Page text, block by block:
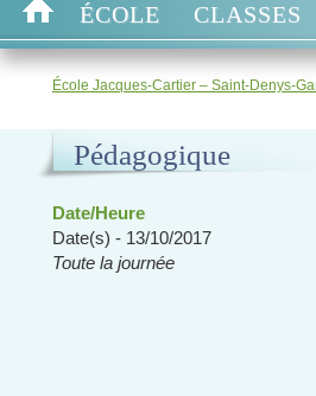
ÉCOLE CLASSES
École Jacques-Cartier – Saint-Denys-
Pédagogique
Date/Heure
Date(s) - 13/10/2017
Toute la journée